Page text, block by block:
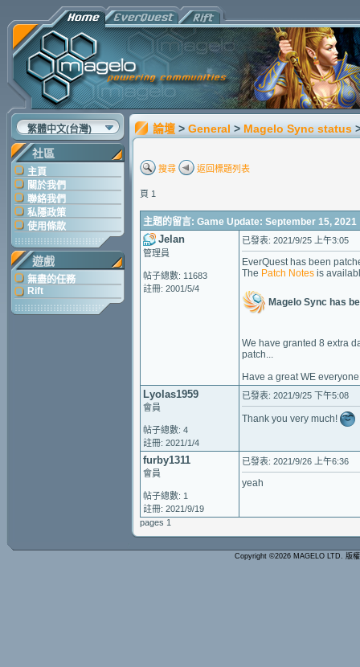
繁體中文(台灣)
社區
主頁
關於我們
聯絡我們
私隱政策
使用條款
遊戲
無盡的任務
Rift
論壇 > General > Magelo Sync status
搜尋 返回標題列表
頁 1
主題的留言: Game Update: September 15, 2021
Jelan
管理員
帖子總數: 11683
註冊: 2001/5/4
已發表: 2021/9/25 上午3:05
EverQuest has been
The Patch Notes is
Magelo Sync has
We have granted 8 extra
patch...
Have a great WE
Lyolas1959
會員
帖子總數: 4
註冊: 2021/1/4
已發表: 2021/9/25 下午5:08
Thank you very much!
furby1311
會員
帖子總數: 1
註冊: 2021/9/19
已發表: 2021/9/26 上午6:36
yeah
pages 1
Copyright ©2026 MAGELO LTD. 版